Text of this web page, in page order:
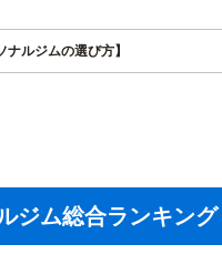
ルジムの選び方】
ジム総合ランキング